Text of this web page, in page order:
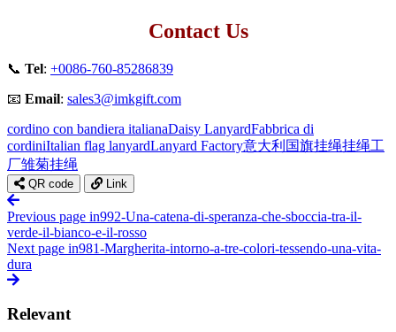
Contact Us
📞 Tel: +0086-760-85286839
📧 Email: sales3@imkgift.com
cordino con bandiera italianaDaisy LanyardFabbrica di
cordiniItalian flag lanyardLanyard Factory意大利国旗挂绳挂绳工
厂雏菊挂绳
QR code Link
Previous page in992-Una-catena-di-speranza-che-sboccia-tra-il-
verde-il-bianco-e-il-rosso
Next page in981-Margherita-intorno-a-tre-colori-tessendo-una-vita-
dura
Relevant